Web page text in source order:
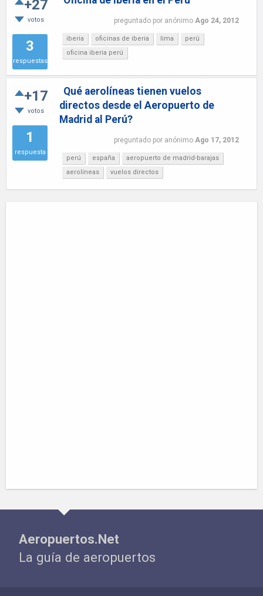
+27
votos
3
respuestas
preguntado por anónimo Ago 24, 2012
iberia oficinas de iberia lima
perú
oficina iberia perú
+17
votos
1
respuesta
Qué aerolíneas tienen vuelos
directos desde el Aeropuerto de
Madrid al Perú?
preguntado por anónimo Ago 17, 2012
perú españa
aeropuerto de madrid-barajas
aerolíneas
vuelos directos
Aeropuertos.Net
La guía de aeropuertos